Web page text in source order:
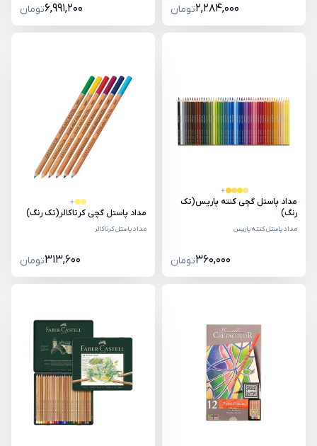
2,284,000تومان 6,991,200تومان
مداد پاستل گچی کنته پاریس(تک
رنگ)
مداد پاستل کنته پاریس
360,000تومان
مداد پاستل گچی کرتاکالر(تک رنگ)
مداد پاستل کرتاکالر
313,600تومان